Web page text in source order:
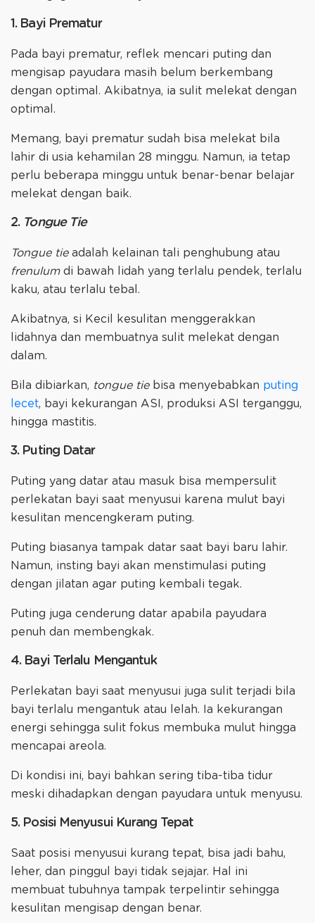
1. Bayi Prematur
Pada bayi prematur, reflek mencari puting dan
mengisap payudara masih belum berkembang
dengan optimal. Akibatnya, ia sulit melekat dengan
optimal.
Memang, bayi prematur sudah bisa melekat bila
lahir di usia kehamilan 28 minggu. Namun, ia tetap
perlu beberapa minggu untuk benar-benar belajar
melekat dengan baik.
2. Tongue Tie
Tongue tie adalah kelainan tali penghubung atau
frenulum di bawah lidah yang terlalu pendek, terlalu
kaku, atau terlalu tebal.
Akibatnya, si Kecil kesulitan menggerakkan
lidahnya dan membuatnya sulit melekat dengan
dalam.
Bila dibiarkan, tongue tiebisa menyebabkan puting
lecet, bayi kekurangan ASI, produksi ASI terganggu,
hingga mastitis.
3. Puting Datar
Puting yang datar atau masuk bisa mempersulit
perlekatan bayi saat menyusui karena mulut bayi
kesulitan mencengkeram puting.
Puting biasanya tampak datar saat bayi baru lahir.
Namun, insting bayi akan menstimulasi puting
dengan jilatan agar puting kembali tegak.
Puting juga cenderung datar apabila payudara
penuh dan membengkak.
4. Bayi Terlalu Mengantuk
Perlekatan bayi saat menyusui juga sulit terjadi bila
bayi terlalu mengantuk atau lelah. Ia kekurangan
energi sehingga sulit fokus membuka mulut hingga
mencapai areola.
Di kondisi ini, bayi bahkan sering tiba-tiba tidur
meski dihadapkan dengan payudara untuk menyusu.
5. Posisi Menyusui Kurang Tepat
Saat posisi menyusui kurang tepat, bisa jadi bahu,
leher, dan pinggul bayi tidak sejajar. Hal ini
membuat tubuhnya tampak terpelintir sehingga
kesulitan mengisap dengan benar.